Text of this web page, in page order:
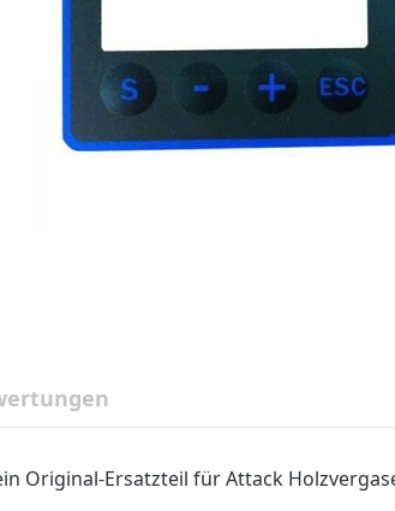
Original-Ersatzteil für Attack